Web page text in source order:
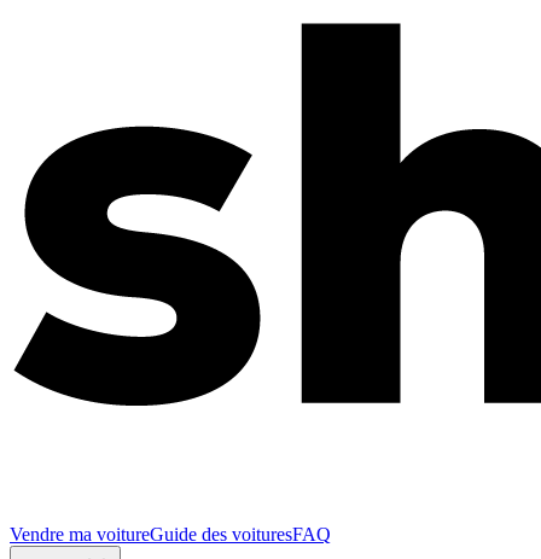
Vendre ma voitureGuide des voituresFAQ